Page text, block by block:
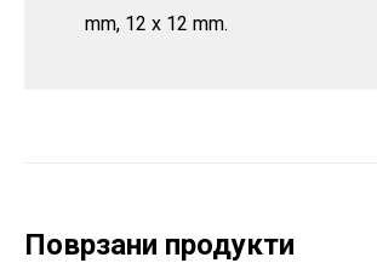
mm, 12 x 12 mm.
Поврзани продукти